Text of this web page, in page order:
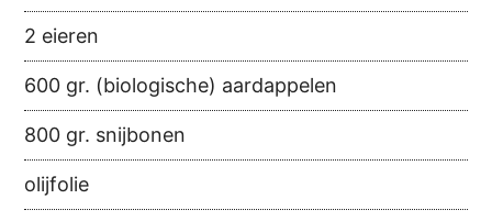
2 eieren
600 gr. (biologische) aardappelen
800 gr. snijbonen
olijfolie